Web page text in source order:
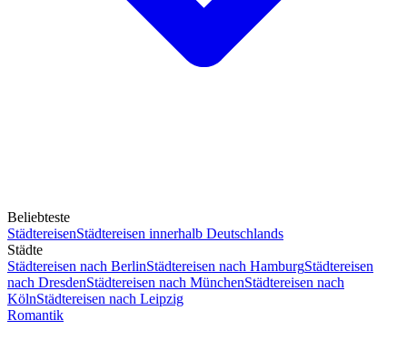
Beliebteste
StädtereisenStädtereisen innerhalb Deutschlands
Städte
Städtereisen nach BerlinStädtereisen nach HamburgStädtereisen
nach DresdenStädtereisen nach MünchenStädtereisen nach
KölnStädtereisen nach Leipzig
Romantik